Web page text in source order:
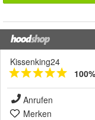
Kissenking24
Anrufen
Merken